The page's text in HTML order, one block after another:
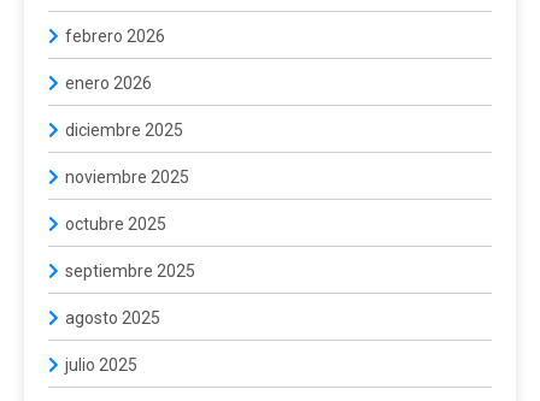
febrero 2026
enero 2026
diciembre 2025
noviembre 2025
octubre 2025
septiembre 2025
agosto 2025
julio 2025